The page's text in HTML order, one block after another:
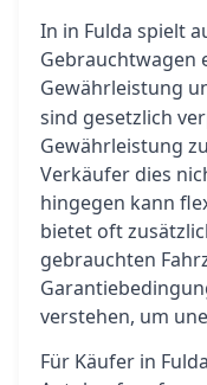
In in Fulda spielt
Gebrauchtwagen
Gewährleistung
sind gesetzlich
Gewährleistung
Verkäufer dies
hingegen kann
bietet oft
gebrauchten
verstehen, um
Für Käufer in